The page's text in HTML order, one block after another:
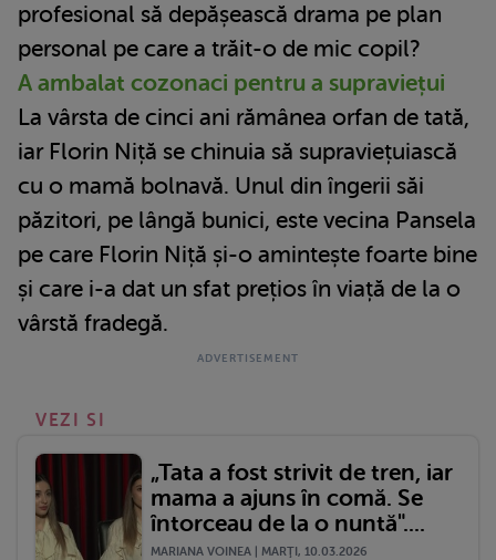
profesional să depășească drama pe plan
personal pe care a trăit-o de mic copil?
A ambalat cozonaci pentru a supraviețui
La vârsta de cinci ani rămânea orfan de tată,
iar Florin Niță se chinuia să supraviețuiască
cu o mamă bolnavă. Unul din îngerii săi
păzitori, pe lângă bunici, este vecina Pansela
pe care Florin Niță și-o amintește foarte bine
și care i-a dat un sfat prețios în viață de la o
vârstă fradegă.
VEZI SI
„Tata a fost strivit de tren, iar
mama a ajuns în comă. Se
întorceau de la o nuntă"....
MARIANA VOINEA | MARŢI, 10.03.2026